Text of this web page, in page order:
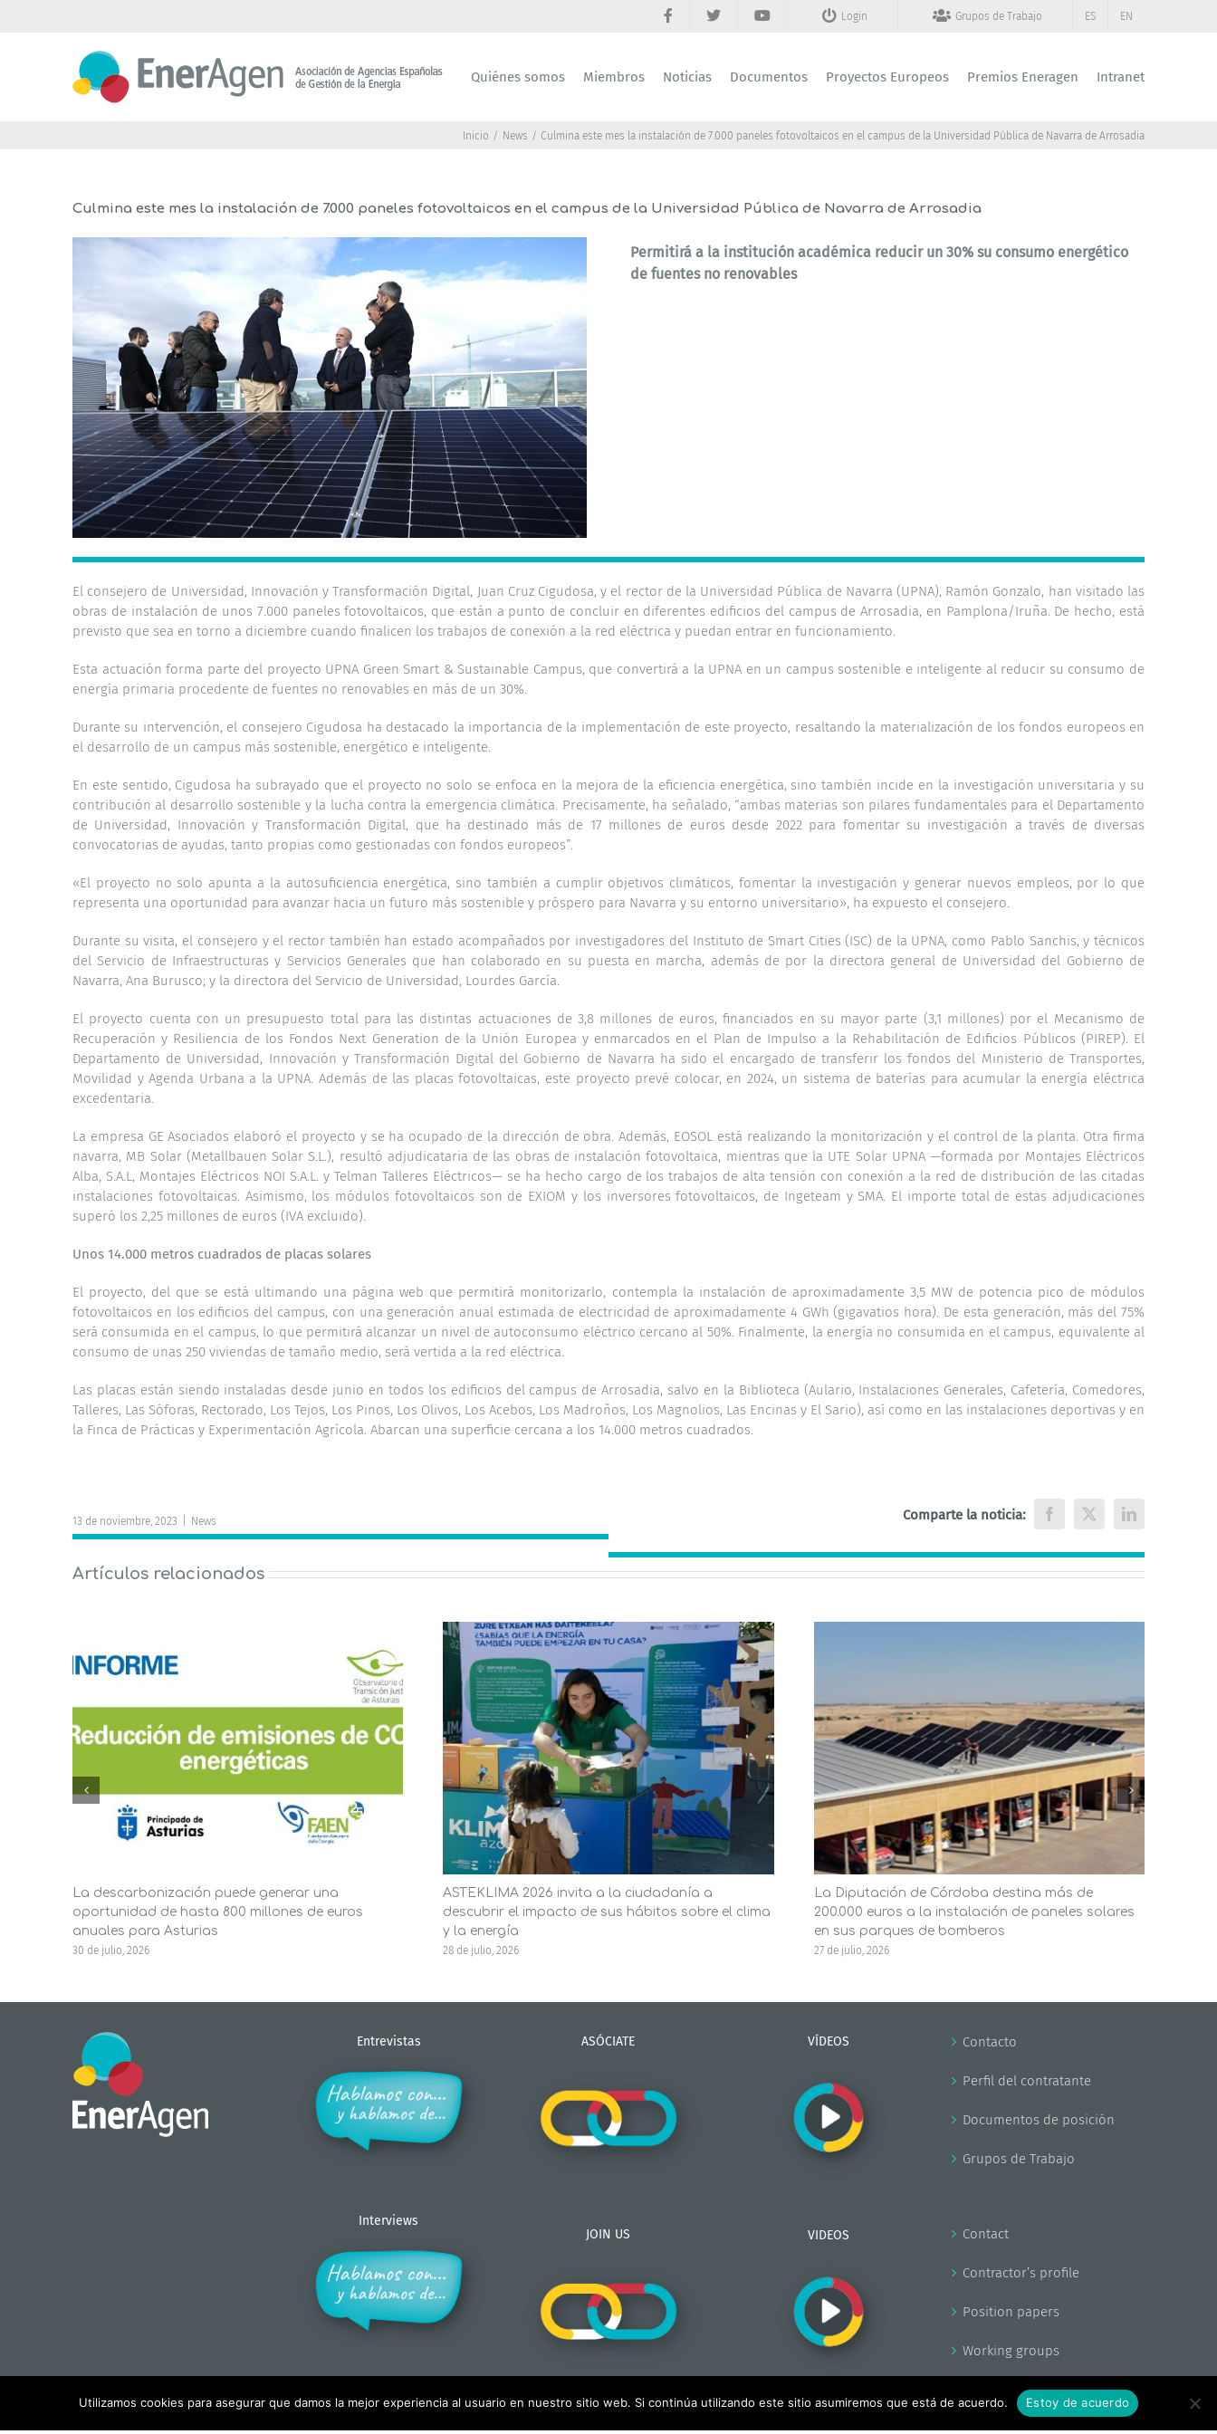
Login Grupos de Trabajo ES EN
Quiénes somos Miembros Noticias Documentos Proyectos Europeos Premios Eneragen Intranet
Inicio News Culmina este mes la instalación de 7.000 paneles fotovoltaicos en el campus de la Universidad Pública de Navarra de Arrosadia
Culmina este mes la instalación de 7.000 paneles fotovoltaicos en el campus de la Universidad Pública de Navarra de Arrosadia
Permitirá a la institución académica reducir un 30% su consumo energético
de fuentes no renovables
El consejero de Universidad, Innovación y Transformación Digital, Juan Cruz Cigudosa, y el rector de la Universidad Pública de Navarra (UPNA), Ramón Gonzalo, han visitado las
obras de instalación de unos 7.000 paneles fotovoltaicos, que están a punto de concluir en diferentes edificios del campus de Arrosadia, en Pamplona/Iruña. De hecho, está
previsto que sea en torno a diciembre cuando finalicen los trabajos de conexión a la red eléctrica y puedan entrar en funcionamiento.
Esta actuación forma parte del proyecto UPNA Green Smart & Sustainable Campus, que convertirá a la UPNA en un campus sostenible e inteligente al reducir su consumo de
energía primaria procedente de fuentes no renovables en más de un 30%.
Durante su intervención, el consejero Cigudosa ha destacado la importancia de la implementación de este proyecto, resaltando la materialización de los fondos europeos en
el desarrollo de un campus más sostenible, energético e inteligente.
En este sentido, Cigudosa ha subrayado que el proyecto no solo se enfoca en la mejora de la eficiencia energética, sino también incide en la investigación universitaria y su
contribución al desarrollo sostenible y la lucha contra la emergencia climática. Precisamente, ha señalado, “ambas materias son pilares fundamentales para el Departamento
de Universidad, Innovación y Transformación Digital, que ha destinado más de 17 millones de euros desde 2022 para fomentar su investigación a través de diversas
convocatorias de ayudas, tanto propias como gestionadas con fondos europeos”.
«El proyecto no solo apunta a la autosuficiencia energética, sino también a cumplir objetivos climáticos, fomentar la investigación y generar nuevos empleos, por lo que
representa una oportunidad para avanzar hacia un futuro más sostenible y próspero para Navarra y su entorno universitario», ha expuesto el consejero.
Durante su visita, el consejero y el rector también han estado acompañados por investigadores del Instituto de Smart Cities (ISC) de la UPNA, como Pablo Sanchis, y técnicos
del Servicio de Infraestructuras y Servicios Generales que han colaborado en su puesta en marcha, además de por la directora general de Universidad del Gobierno de
Navarra, Ana Burusco; y la directora del Servicio de Universidad, Lourdes García.
El proyecto cuenta con un presupuesto total para las distintas actuaciones de 3,8 millones de euros, financiados en su mayor parte (3,1 millones) por el Mecanismo de
Recuperación y Resiliencia de los Fondos Next Generation de la Unión Europea y enmarcados en el Plan de Impulso a la Rehabilitación de Edificios Públicos (PIREP). El
Departamento de Universidad, Innovación y Transformación Digital del Gobierno de Navarra ha sido el encargado de transferir los fondos del Ministerio de Transportes,
Movilidad y Agenda Urbana a la UPNA. Además de las placas fotovoltaicas, este proyecto prevé colocar, en 2024, un sistema de baterías para acumular la energía eléctrica
excedentaria.
La empresa GE Asociados elaboró el proyecto y se ha ocupado de la dirección de obra. Además, EOSOL está realizando la monitorización y el control de la planta. Otra firma
navarra, MB Solar (Metallbauen Solar S.L.), resultó adjudicataria de las obras de instalación fotovoltaica, mientras que la UTE Solar UPNA —formada por Montajes Eléctricos
Alba, S.A.L, Montajes Eléctricos NOI S.A.L. y Telman Talleres Eléctricos— se ha hecho cargo de los trabajos de alta tensión con conexión a la red de distribución de las citadas
instalaciones fotovoltaicas. Asimismo, los módulos fotovoltaicos son de EXIOM y los inversores fotovoltaicos, de Ingeteam y SMA. El importe total de estas adjudicaciones
superó los 2,25 millones de euros (IVA excluido).
Unos 14.000 metros cuadrados de placas solares
El proyecto, del que se está ultimando una página web que permitirá monitorizarlo, contempla la instalación de aproximadamente 3,5 MW de potencia pico de módulos
fotovoltaicos en los edificios del campus, con una generación anual estimada de electricidad de aproximadamente 4 GWh (gigavatios hora). De esta generación, más del 75%
será consumida en el campus, lo que permitirá alcanzar un nivel de autoconsumo eléctrico cercano al 50%. Finalmente, la energía no consumida en el campus, equivalente al
consumo de unas 250 viviendas de tamaño medio, será vertida a la red eléctrica.
Las placas están siendo instaladas desde junio en todos los edificios del campus de Arrosadia, salvo en la Biblioteca (Aulario, Instalaciones Generales, Cafetería, Comedores,
Talleres, Las Sóforas, Rectorado, Los Tejos, Los Pinos, Los Olivos, Los Acebos, Los Madroños, Los Magnolios, Las Encinas y El Sario), así como en las instalaciones deportivas y en
la Finca de Prácticas y Experimentación Agrícola. Abarcan una superficie cercana a los 14.000 metros cuadrados.
13 de noviembre, 2023 News Comparte la noticia: Facebook
X LinkedIn
Artículos relacionados
La descarbonización puede generar una
oportunidad de hasta 800 millones de euros
anuales para Asturias
30 de julio, 2026
ASTEKLIMA 2026 invita a la ciudadanía a
descubrir el impacto de sus hábitos sobre el clima
y la energía
28 de julio, 2026
La Diputación de Córdoba destina más de
200.000 euros a la instalación de paneles solares
en sus parques de bomberos
27 de julio, 2026
Entrevistas
Interviews
ASÓCIATE
JOIN US
VÍDEOS
VIDEOS
Contacto
Perfil del contratante
Documentos de posición
Grupos de Trabajo
Contact
Contractor’s profile
Position papers
Working groups
Utilizamos cookies para asegurar que damos la mejor experiencia al usuario en nuestro sitio web. Si continúa utilizando este sitio asumiremos que está de acuerdo. Estoy de acuerdo